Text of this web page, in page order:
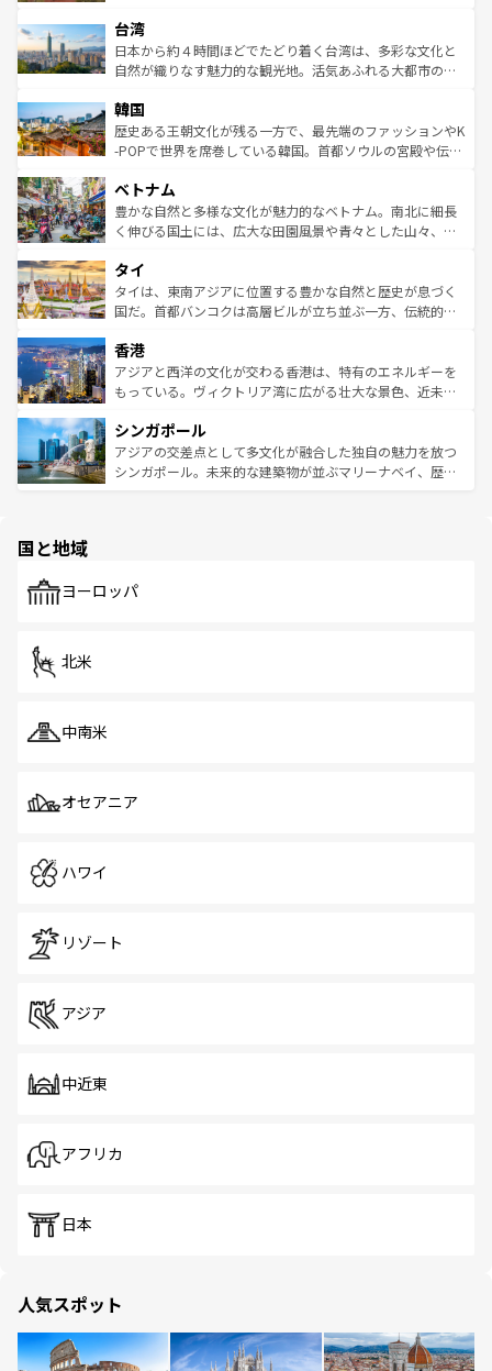
ならではの贅沢な旅のスタイルだ。 なお、新着のアメリカ
情報はコンテンツ一覧を参照してほしい。
れるおもてなしの心で訪れる人々を迎えてくれるハワイの
人々、おいしいローカルフードやハワイアンミュージッ
ク、伝統的なフラダンスなど、すべてがハワイの魅力を彩
ワイを、存分に味わってほしい。 なお、新着のハワイ情報
はコンテンツ一覧を参照してほしい。
リアリーフや大陸中央部にそびえるウルル（エアーズロッ
ク）、タスマニアの美しい原生林やケアンズの熱帯雨林な
ど、見どころがたくさん。また、カフェやワイン、オージ
いる。アクティビティも充実しており、サーフィンやダイ
ビング、ハイキングなど、アウトドア好きにはたまらな
い。オーストラリアの多彩な魅力を存分に味わいつくそ
参照してほしい。
台湾
日本から約４時間ほどでたどり着く台湾は、多彩な文化と
自然が織りなす魅力的な観光地。活気あふれる大都市の台
ン）、静ひつな山岳地帯である台湾東部など、都市の喧騒
と山間の静けさが共存しており、訪れる人に新しい発見と
驚きをもたらしてくれる。また、奥深い台湾の食文化も魅
容にもいいと評判のスイーツなど、バラエティ豊かな料理
が味わえる。 なお、新着の台湾情報は コンテンツ一覧を参
照してほしい。
韓国
歴史ある王朝文化が残る一方で、最先端のファッションやK
-POPで世界を席巻している韓国。首都ソウルの宮殿や伝統
き、地方に足を延ばせば四季折々の自然美を楽しむことが
できる。そして、キムチや焼肉、絶品のストリートフード
まで、さまざまな韓国料理が待っている。夜には、韓国な
リティに包まれながら、韓国の多彩な魅力を心ゆくまで味
わってみてほしい。 なお、新着の韓国情報はコンテンツ一
覧を参照してほしい。
ベトナム
豊かな自然と多様な文化が魅力的なベトナム。南北に細長
く伸びる国土には、広大な田園風景や青々とした山々、世
急速な発展と共に伝統が息づく。ハノイの古い町並みやホ
ーチミン市のフランス統治時代の建物も、独特の雰囲気を
醸し出している。また、バラエティの豊かさとおいしさで
とつ。フォーやバインミー、ベトナムコーヒーなどは、ぜ
ひ現地で味わいたい。どの地域を訪れてもあたたかい人々
が旅行者を迎えてくれるので、きっと忘れられない旅にな
参照してほしい。
タイ
タイは、東南アジアに位置する豊かな自然と歴史が息づく
国だ。首都バンコクは高層ビルが立ち並ぶ一方、伝統的な
の活気が交差している。北部ではチェンマイなどの山岳地
帯で自然と触れ合い、南部ではプーケットやクラビの美し
いビーチでリゾート気分を楽しむことができる。タイ料理
激する。気候は一年中温暖で、どの季節にも異なる楽しみ
が待っている。親しみやすいタイの人々、仏教を中心とし
た文化、そして多様な観光資源が、訪れる旅人を魅了し続
香港
アジアと西洋の文化が交わる香港は、特有のエネルギーを
もっている。ヴィクトリア湾に広がる壮大な景色、近未来
み、どこを訪れても感動するはず。観光スポットが密集し
ており、効率よく見どころを回れるのも魅力。息をのむよ
うな絶景から文化的な体験まで、香港を存分に楽しみ尽く
シンガポール
アジアの交差点として多文化が融合した独自の魅力を放つ
シンガポール。未来的な建築物が並ぶマリーナベイ、歴史
で、ホーカーズは地元の風情を楽しめる外せないスポット
国と地域
ヨーロッパ
北米
中南米
オセアニア
ハワイ
リゾート
アジア
中近東
アフリカ
日本
人気スポット